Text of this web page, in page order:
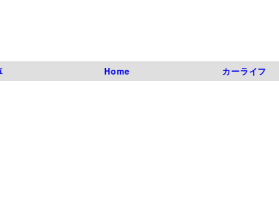
Home カーライフ